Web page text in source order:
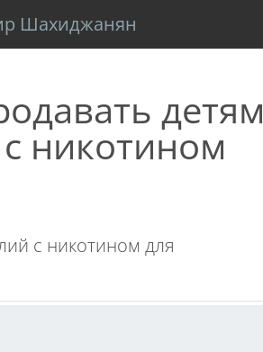
Шахиджанян
детям
никотином
с никотином для